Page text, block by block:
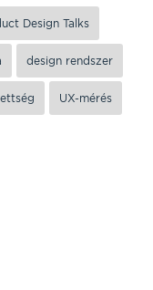
Design Talks
design rendszer
UX-mérés